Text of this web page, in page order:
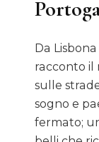
Da
racconto il
sulle
sogno e
fermato;